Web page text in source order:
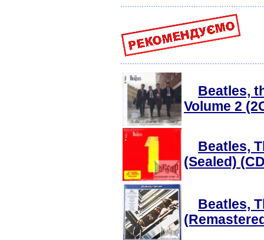
Beatles,
Volume 2
Beatles,
(Sealed)
Beatles,